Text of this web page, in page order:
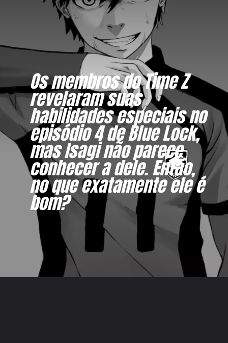
Os membros do Time Z
revelaram suas
habilidades especiais no
episódio 4 de Blue Lock,
mas Isagi não parece
conhecer a dele. Então,
no que exatamente ele é
bom?